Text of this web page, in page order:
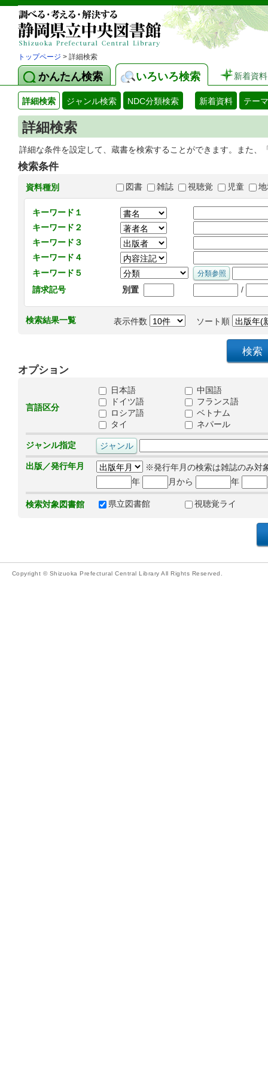
トップページ > 詳細検索
かんたん検索 いろいろ検索 新着資料
詳細検索 ジャンル検索 NDC分類検索 新着資料 テー
詳細検索
詳細な条件を設定して、蔵書を検索することができます。また
検索条件
資料種別 図書 雑誌 視聴覚 児童
キーワード１
キーワード２
キーワード３
キーワード４
キーワード５
請求記号
別置 /
検索結果一覧 表示件数 ソート順
オプション
言語区分
日本語
中国語
ドイツ語
フランス語
ロシア語
ベトナム
タイ
ネパール
ジャンル指定
出版／発行年月
※発行年月の検索は雑誌のみ対
年
月から 年
検索対象図書館 県立図書館 視聴覚ライ
Copyright © Shizuoka Prefectural Central Library All Rights Reserved.